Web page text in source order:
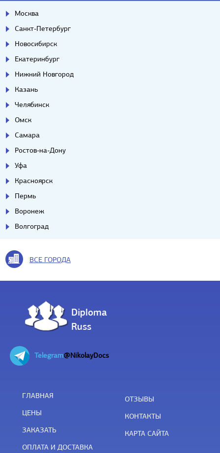
Москва
Санкт-Петербург
Новосибирск
Екатеринбург
Нижний Новгород
Казань
Челябинск
Омск
Самара
Ростов-на-Дону
Уфа
Красноярск
Пермь
Воронеж
Волгоград
ВСЕ ГОРОДА
Diploma
Russ
Telegram@NikolayDocs
ГЛАВНАЯ
ЦЕНЫ
ЗАКАЗАТЬ
ОПЛАТА И ДОСТАВКА
ОТЗЫВЫ
КОНТАКТЫ
КАРТА САЙТА